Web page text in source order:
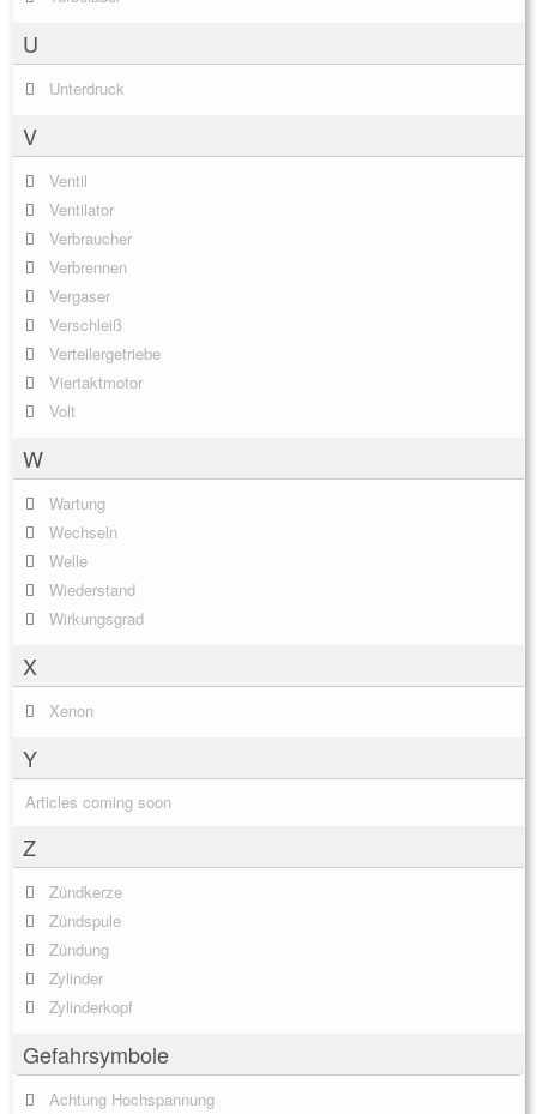
U
Unterdruck
V
Ventil
Ventilator
Verbraucher
Verbrennen
Vergaser
Verschleiß
Verteilergetriebe
Viertaktmotor
Volt
W
Wartung
Wechseln
Welle
Wiederstand
Wirkungsgrad
X
Xenon
Y
Articles coming soon
Z
Zündkerze
Zündspule
Zündung
Zylinder
Zylinderkopf
Gefahrsymbole
Achtung Hochspannung